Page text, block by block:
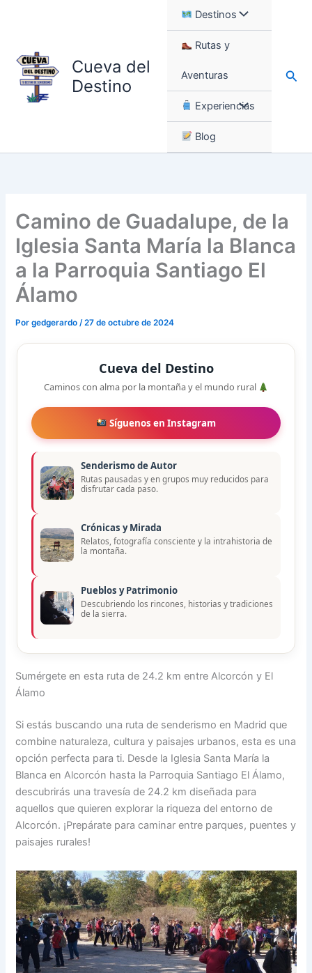
Cueva del
Destino
Destinos
Rutas y
Aventuras
Experiencias
Blog
Camino de Guadalupe, de la
Iglesia Santa María la Blanca
a la Parroquia Santiago El
Álamo
Porgedgerardo/27 de octubre de 2024
Cueva del Destino
Caminos con alma por la montaña y el mundo rural
Síguenos en Instagram
Senderismo de Autor
Rutas pausadas y en grupos muy reducidos para
disfrutar cada paso.
Crónicas y Mirada
Relatos, fotografía consciente y la intrahistoria de
la montaña.
Pueblos y Patrimonio
Descubriendo los rincones, historias y tradiciones
de la sierra.
Sumérgete en esta ruta de 24.2 km entre Alcorcón y El
Álamo
Si estás buscando una ruta de senderismo en Madrid que
combine naturaleza, cultura y paisajes urbanos, esta es una
opción perfecta para ti. Desde la Iglesia Santa María la
Blanca en Alcorcón hasta la Parroquia Santiago El Álamo,
descubrirás una travesía de 24.2 km diseñada para
aquellos que quieren explorar la riqueza del entorno de
Alcorcón. ¡Prepárate para caminar entre parques, puentes y
paisajes rurales!